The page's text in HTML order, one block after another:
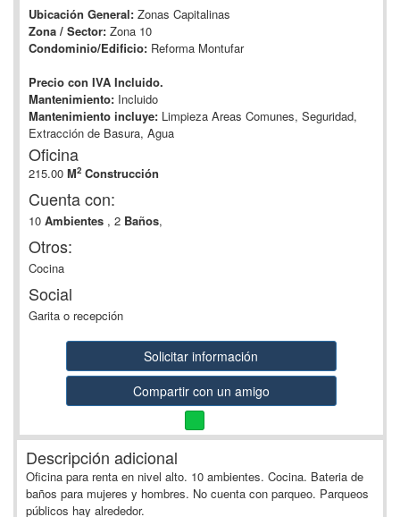
Ubicación General: Zonas Capitalinas
Zona / Sector: Zona 10
Condominio/Edificio: Reforma Montufar
Precio con IVA Incluido.
Mantenimiento: Incluido
Mantenimiento incluye: Limpieza Areas Comunes, Seguridad,
Extracción de Basura, Agua
Oficina
215.00 M2 Construcción
Cuenta con:
10 Ambientes , 2 Baños,
Otros:
Cocina
Social
Garita o recepción
Solicitar información
Compartir con un amigo
Descripción adicional
Oficina para renta en nivel alto. 10 ambientes. Cocina. Bateria de
baños para mujeres y hombres. No cuenta con parqueo. Parqueos
públicos hay alrededor.